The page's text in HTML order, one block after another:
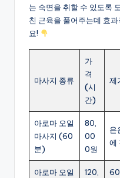
는 숙면을 취할 수 있도록
친 근육을 풀어주는데 효
요!
마사지 종류
가
격
(시
간)
제
아로마 오일
마사지 (60
분)
80,
00
0원
은
에
아로마 오일
120,
60